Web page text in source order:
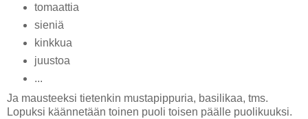
tomaattia
sieniä
kinkkua
juustoa
...
Ja mausteeksi tietenkin mustapippuria, basilikaa, tms.
Lopuksi käännetään toinen puoli toisen päälle puolikuuksi.